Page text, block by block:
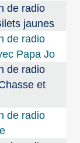
de radio
jaunes
de radio
Papa Jo
de radio
et
de radio